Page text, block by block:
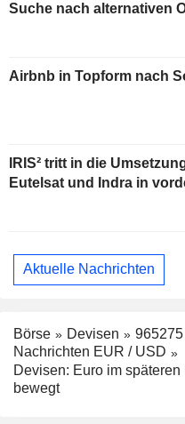
Suche nach alternativen
Airbnb in Topform nach
IRIS² tritt in die
Eutelsat und Indra in
Aktuelle Nachrichten
Börse Devisen
Nachrichten EUR / USD
Devisen: Euro im
bewegt